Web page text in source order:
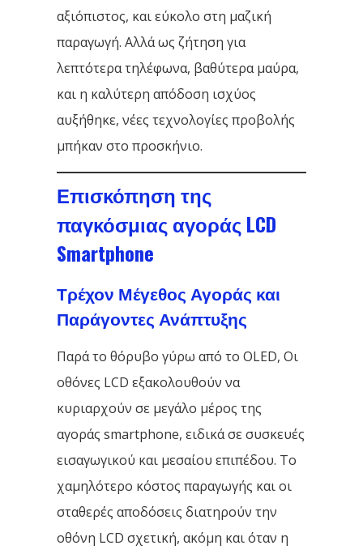
αξιόπιστος, και εύκολο στη μαζική
παραγωγή. Αλλά ως ζήτηση για
λεπτότερα τηλέφωνα, βαθύτερα μαύρα,
και η καλύτερη απόδοση ισχύος
αυξήθηκε, νέες τεχνολογίες προβολής
μπήκαν στο προσκήνιο.
Επισκόπηση της
παγκόσμιας αγοράς LCD
Smartphone
Τρέχον Μέγεθος Αγοράς και
Παράγοντες Ανάπτυξης
Παρά το θόρυβο γύρω από το OLED, Οι
οθόνες LCD εξακολουθούν να
κυριαρχούν σε μεγάλο μέρος της
αγοράς smartphone, ειδικά σε συσκευές
εισαγωγικού και μεσαίου επιπέδου. Το
χαμηλότερο κόστος παραγωγής και οι
σταθερές αποδόσεις διατηρούν την
οθόνη LCD σχετική, ακόμη και όταν η